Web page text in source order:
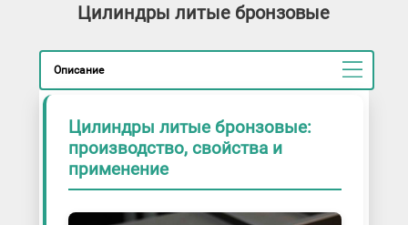
Цилиндры литые бронзовые
Описание
Цилиндры литые бронзовые:
производство, свойства и
применение